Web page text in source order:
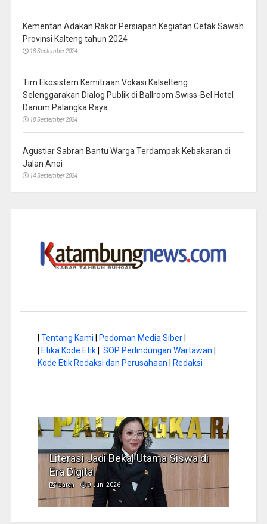
Kementan Adakan Rakor Persiapan Kegiatan Cetak Sawah
Provinsi Kalteng tahun 2024
18 September 2024
Tim Ekosistem Kemitraan Vokasi Kalselteng
Selenggarakan Dialog Publik di Ballroom Swiss-Bel Hotel
Danum Palangka Raya
18 September 2024
Agustiar Sabran Bantu Warga Terdampak Kebakaran di
Jalan Anoi
14 September 2024
Tentang Kami Pedoman Media Siber|
Etika Kode Etik| SOP Perlindungan Wartawan
Kode Etik Redaksi dan Perusahaan
Redaksi
Literasi Jadi Bekal Utama Siswa di
Era Digital
Garen 9 Juni 2026